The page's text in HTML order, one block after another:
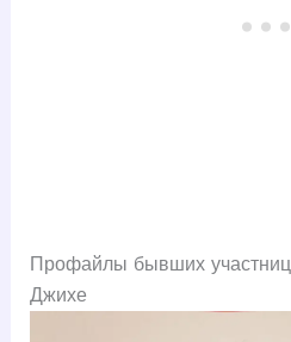
Профайлы бывших участниц
Джихе